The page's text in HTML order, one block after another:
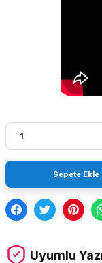
Sepete Ekle
Uyumlu